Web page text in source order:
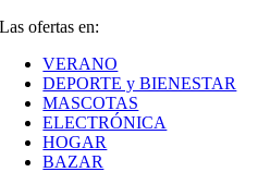
Las ofertas en:
VERANO
DEPORTE y BIENESTAR
MASCOTAS
ELECTRÓNICA
HOGAR
BAZAR